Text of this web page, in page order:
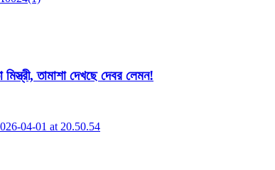
তামাশা দেখছে দেবর লেমন!